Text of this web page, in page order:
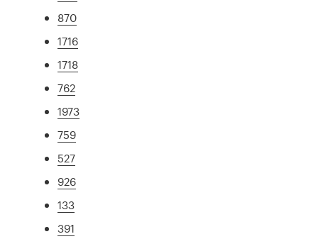
870
1716
1718
762
1973
759
527
926
133
391